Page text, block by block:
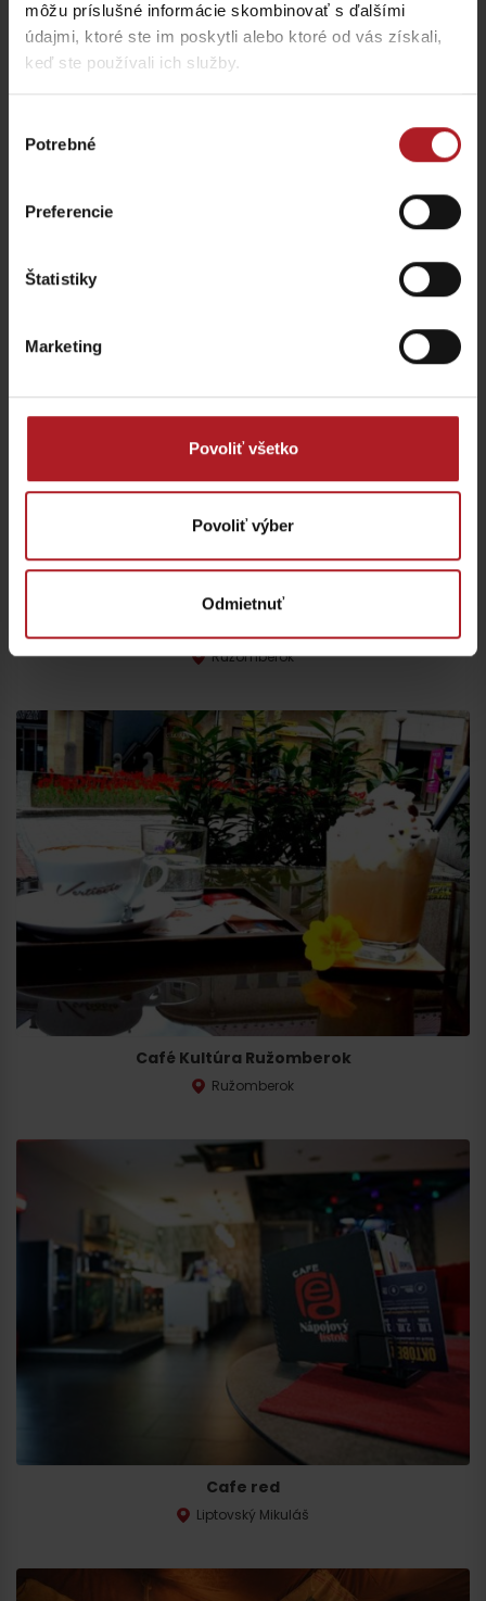
môžu príslušné informácie skombinovať s ďalšími
údajmi, ktoré ste im poskytli alebo ktoré od vás získali,
keď ste používali ich služby.
súhlasu
Potrebné
Preferencie
Štatistiky
Marketing
Povoliť všetko
Povoliť výber
Odmietnuť
Ružomberok
Café Kultúra Ružomberok
Ružomberok
Cafe red
Liptovský Mikuláš